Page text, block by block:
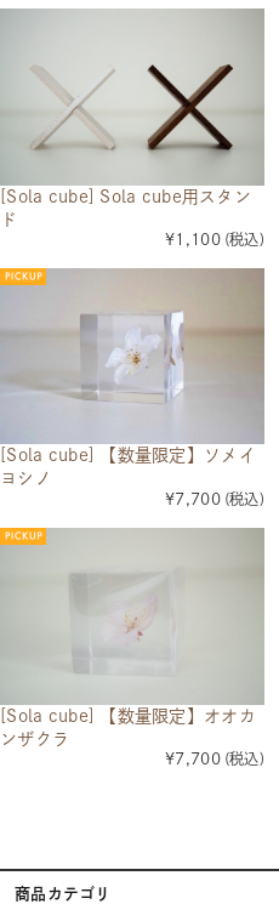
[Sola cube] Sola cube用スタン
ド
¥1,100 (税込)
[Sola cube] 【数量限定】ソメイ
ヨシノ
¥7,700 (税込)
[Sola cube] 【数量限定】オオカ
ンザクラ
¥7,700 (税込)
商品カテゴリ